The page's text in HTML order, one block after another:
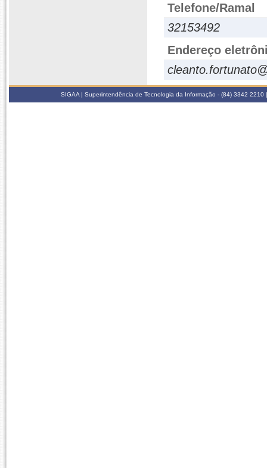
Telefone/Ramal
32153492
Endereço
SIGAA | Superintendência de Tecnologia da Informação - (84) 3342